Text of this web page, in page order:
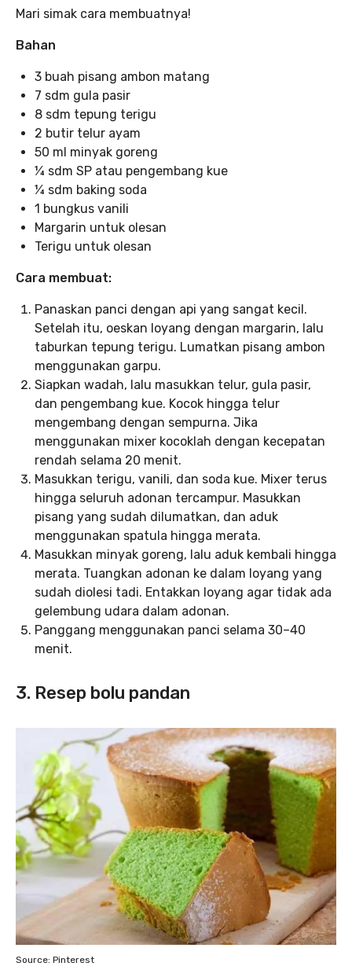
Mari simak cara membuatnya!
Bahan
3 buah pisang ambon matang
7 sdm gula pasir
8 sdm tepung terigu
2 butir telur ayam
50 ml minyak goreng
¼ sdm SP atau pengembang kue
¼ sdm baking soda
1 bungkus vanili
Margarin untuk olesan
Terigu untuk olesan
Cara membuat:
Panaskan panci dengan api yang sangat kecil.
Setelah itu, oeskan loyang dengan margarin, lalu
taburkan tepung terigu. Lumatkan pisang ambon
menggunakan garpu.
Siapkan wadah, lalu masukkan telur, gula pasir,
dan pengembang kue. Kocok hingga telur
mengembang dengan sempurna. Jika
menggunakan mixer kocoklah dengan kecepatan
rendah selama 20 menit.
Masukkan terigu, vanili, dan soda kue. Mixer terus
hingga seluruh adonan tercampur. Masukkan
pisang yang sudah dilumatkan, dan aduk
menggunakan spatula hingga merata.
Masukkan minyak goreng, lalu aduk kembali hingga
merata. Tuangkan adonan ke dalam loyang yang
sudah diolesi tadi. Entakkan loyang agar tidak ada
gelembung udara dalam adonan.
Panggang menggunakan panci selama 30–40
menit.
3. Resep bolu pandan
Source: Pinterest